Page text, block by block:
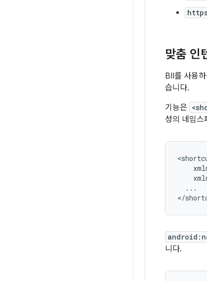
맞춤 인
BII를 사용
습니다.
기능은
성의 네임스
...
니다.